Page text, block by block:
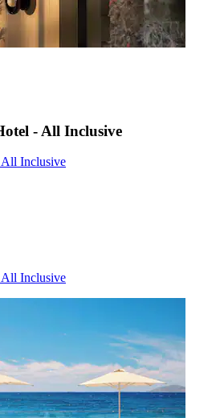
- All Inclusive
All Inclusive
All Inclusive